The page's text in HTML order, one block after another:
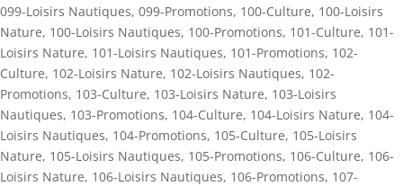
099-Loisirs Nautiques, 099-Promotions, 100-Culture, 100-Loisirs
Nature, 100-Loisirs Nautiques, 100-Promotions, 101-Culture, 101-
Loisirs Nature, 101-Loisirs Nautiques, 101-Promotions, 102-
Culture, 102-Loisirs Nature, 102-Loisirs Nautiques, 102-
Promotions, 103-Culture, 103-Loisirs Nature, 103-Loisirs
Nautiques, 103-Promotions, 104-Culture, 104-Loisirs Nature, 104-
Loisirs Nautiques, 104-Promotions, 105-Culture, 105-Loisirs
Nature, 105-Loisirs Nautiques, 105-Promotions, 106-Culture, 106-
Loisirs Nature, 106-Loisirs Nautiques, 106-Promotions, 107-